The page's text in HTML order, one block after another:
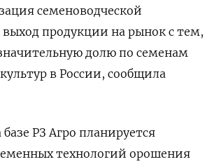
семеноводческой
выход продукции на рынок с тем,
долю по семенам
в России, сообщила
РЗ Агро планируется
технологий орошения